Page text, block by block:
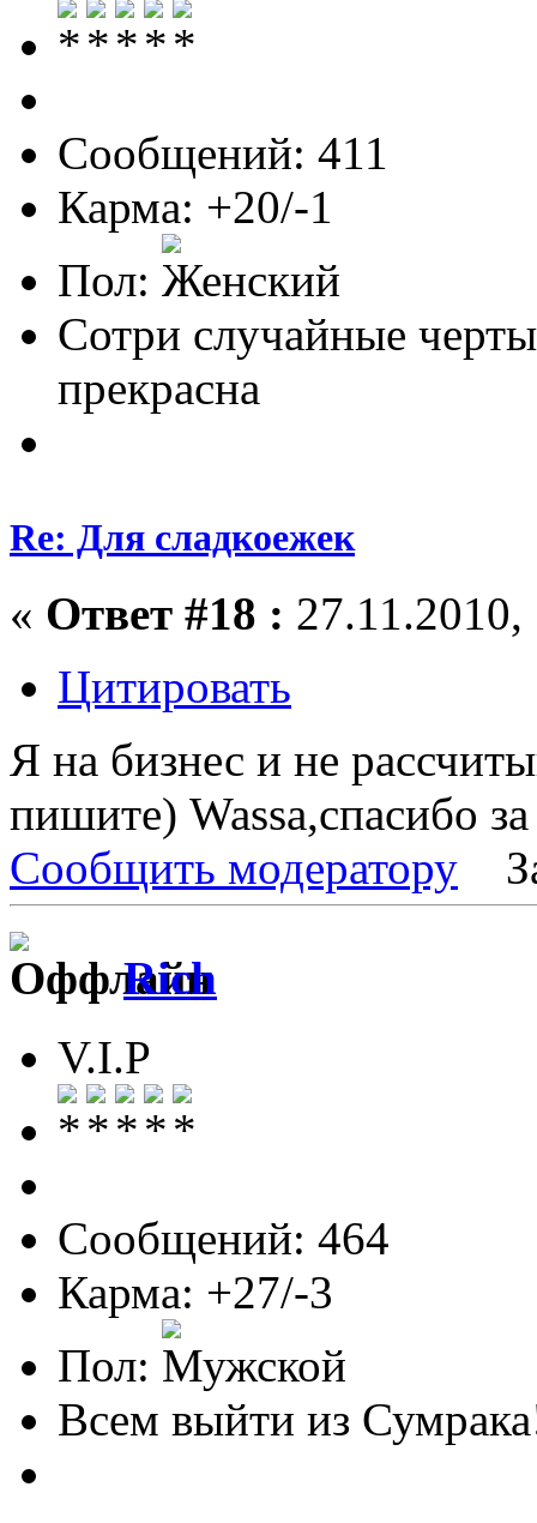
Сообщений: 411
Карма: +20/-1
Пол:
Сотри случайные
прекрасна
Re: Для сладкоежек
« Ответ #18 :
Цитировать
Я на бизнес и не
пишите) Wassa,спасибо за
Сообщить модератору
Rich
V.I.P
Сообщений: 464
Карма: +27/-3
Пол:
Всем выйти из